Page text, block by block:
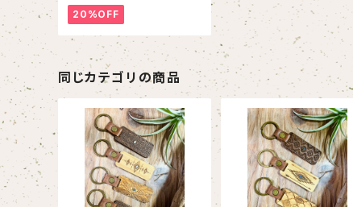
20%OFF
同じカテゴリの商品